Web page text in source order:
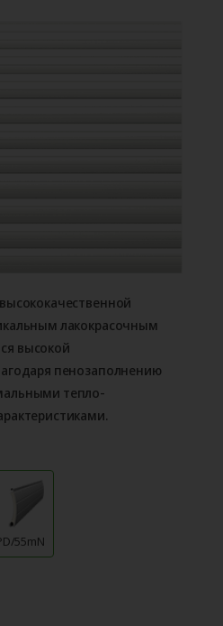
лакокрасочным
высокой
пенозаполнению
тепло-
55mN